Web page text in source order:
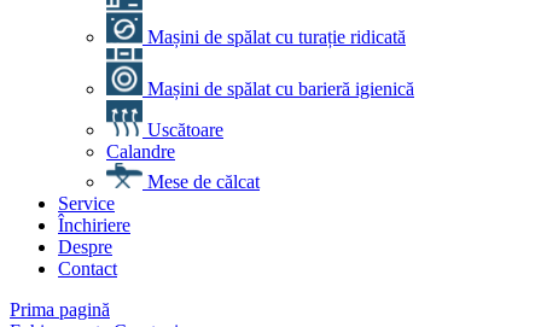
Mașini de spălat cu turație ridicată
Mașini de spălat cu barieră igienică
Uscătoare
Calandre
Mese de călcat
Service
Închiriere
Despre
Contact
Prima pagină